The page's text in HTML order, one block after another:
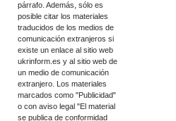
párrafo. Además, sólo es
posible citar los materiales
traducidos de los medios de
comunicación extranjeros si
existe un enlace al sitio web
ukrinform.es y al sitio web de
un medio de comunicación
extranjero. Los materiales
marcados como "Publicidad"
o con aviso legal "El material
se publica de conformidad